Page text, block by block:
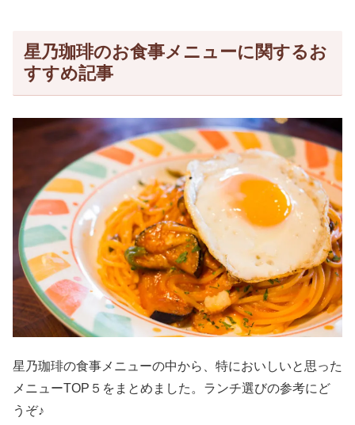
星乃珈琲のお食事メニューに関するお
すすめ記事
星乃珈琲の食事メニューの中から、特においしいと思った
メニューTOP５をまとめました。ランチ選びの参考にど
うぞ♪